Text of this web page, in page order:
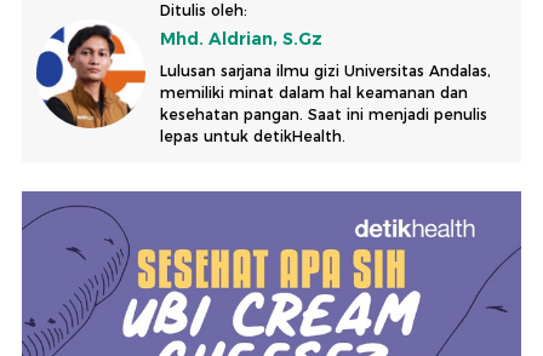
Ditulis oleh:
Mhd. Aldrian, S.Gz
Lulusan sarjana ilmu gizi Universitas Andalas,
memiliki minat dalam hal keamanan dan
kesehatan pangan. Saat ini menjadi penulis
lepas untuk detikHealth.